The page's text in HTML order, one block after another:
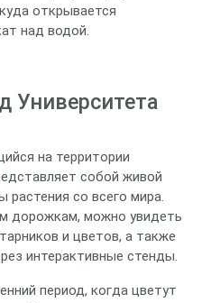
открывается
над водой.
Университета
на территории
собой живой
растения со всего мира.
дорожкам, можно увидеть
и цветов, а также
интерактивные стенды.
период, когда цветут